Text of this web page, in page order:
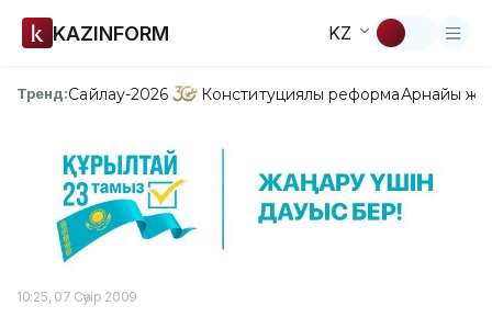
KAZINFORM KZ
Тренд:Сайлау-2026 Конституциялық реформаАрнайы
10:25, 07 Сәуір 2009